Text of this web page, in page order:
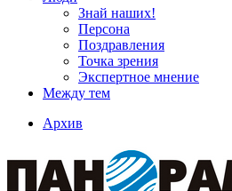
Знай наших!
Персона
Поздравления
Точка зрения
Экспертное мнение
Между тем
Архив